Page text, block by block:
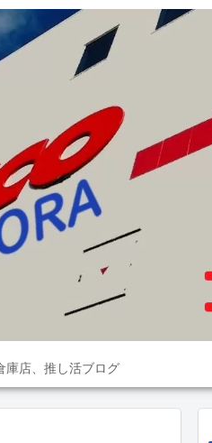
庫店、推し活ブログ